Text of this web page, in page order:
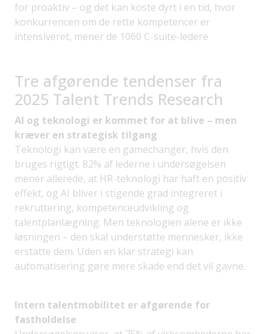
for proaktiv – og det kan koste dyrt i en tid, hvor
konkurrencen om de rette kompetencer er
intensiveret, mener de 1060 C-suite-ledere
Tre afgørende tendenser fra
2025 Talent Trends Research
AI og teknologi er kommet for at blive – men
kræver en strategisk tilgang
Teknologi kan være en gamechanger, hvis den
bruges rigtigt. 82% af lederne i undersøgelsen
mener allerede, at HR-teknologi har haft en positiv
effekt, og AI bliver i stigende grad integreret i
rekruttering, kompetenceudvikling og
talentplanlægning. Men teknologien alene er ikke
løsningen – den skal understøtte mennesker, ikke
erstatte dem. Uden en klar strategi kan
automatisering gøre mere skade end det vil gavne.
Intern talentmobilitet er afgørende for
fastholdelse